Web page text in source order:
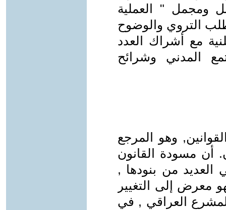
ومجمل " العملية
التروي والوضوح
مع أشراك العدد
المدني وشرائح
وهو المرجع
أن مسودة القانون
من بنودها ,
معرض إلى التغيير
يفعله المشرع العراقي , في